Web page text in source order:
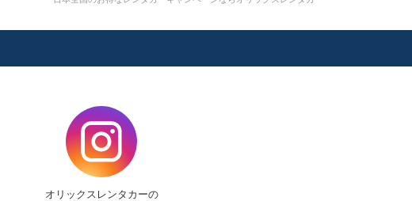
オリックスレンタカーの